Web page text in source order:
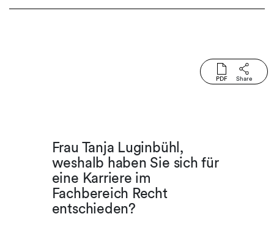
PDF Share
Frau Tanja Luginbühl,
weshalb haben Sie sich für
eine Karriere im
Fachbereich Recht
entschieden?